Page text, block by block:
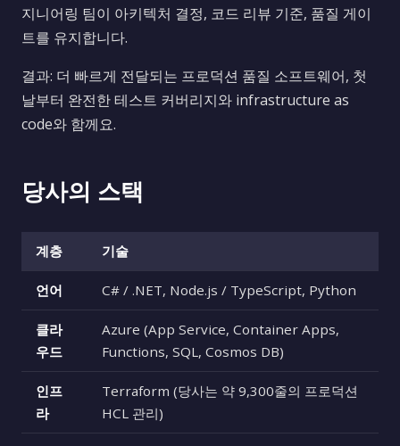
지니어링 팀이 아키텍처 결정, 코드 리뷰 기준, 품질 게이
트를 유지합니다.
결과: 더 빠르게 전달되는 프로덕션 품질 소프트웨어, 첫
날부터 완전한 테스트 커버리지와 infrastructure as
code와 함께요.
당사의 스택
계층 기술
언어 C# / .NET, Node.js / TypeScript, Python
클라
우드
Azure (App Service, Container Apps,
Functions, SQL, Cosmos DB)
인프
라
Terraform (당사는 약 9,300줄의 프로덕션
HCL 관리)